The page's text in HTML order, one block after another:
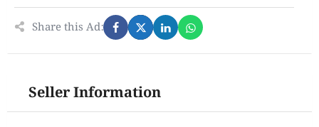
Share this Ad:
Seller Information